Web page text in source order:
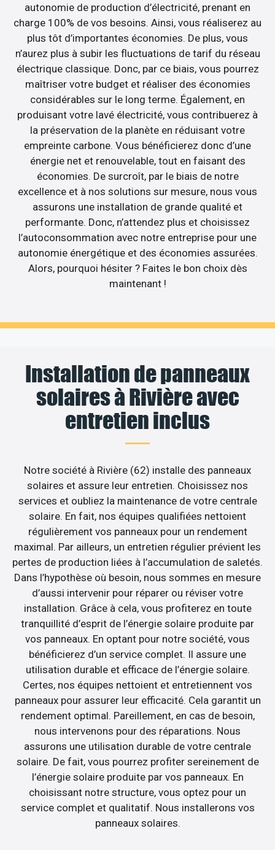
autonomie de production d’électricité, prenant en
charge 100% de vos besoins. Ainsi, vous réaliserez au
plus tôt d’importantes économies. De plus, vous
n’aurez plus à subir les fluctuations de tarif du réseau
électrique classique. Donc, par ce biais, vous pourrez
maîtriser votre budget et réaliser des économies
considérables sur le long terme. Également, en
produisant votre lavé électricité, vous contribuerez à
la préservation de la planète en réduisant votre
empreinte carbone. Vous bénéficierez donc d’une
énergie net et renouvelable, tout en faisant des
économies. De surcroît, par le biais de notre
excellence et à nos solutions sur mesure, nous vous
assurons une installation de grande qualité et
performante. Donc, n’attendez plus et choisissez
l’autoconsommation avec notre entreprise pour une
autonomie énergétique et des économies assurées.
Alors, pourquoi hésiter ? Faites le bon choix dès
maintenant !
Installation de panneaux
solaires à Rivière avec
entretien inclus
Notre société à Rivière (62) installe des panneaux
solaires et assure leur entretien. Choisissez nos
services et oubliez la maintenance de votre centrale
solaire. En fait, nos équipes qualifiées nettoient
régulièrement vos panneaux pour un rendement
maximal. Par ailleurs, un entretien régulier prévient les
pertes de production liées à l’accumulation de saletés.
Dans l’hypothèse où besoin, nous sommes en mesure
d’aussi intervenir pour réparer ou réviser votre
installation. Grâce à cela, vous profiterez en toute
tranquillité d’esprit de l’énergie solaire produite par
vos panneaux. En optant pour notre société, vous
bénéficierez d’un service complet. Il assure une
utilisation durable et efficace de l’énergie solaire.
Certes, nos équipes nettoient et entretiennent vos
panneaux pour assurer leur efficacité. Cela garantit un
rendement optimal. Pareillement, en cas de besoin,
nous intervenons pour des réparations. Nous
assurons une utilisation durable de votre centrale
solaire. De fait, vous pourrez profiter sereinement de
l’énergie solaire produite par vos panneaux. En
choisissant notre structure, vous optez pour un
service complet et qualitatif. Nous installerons vos
panneaux solaires.